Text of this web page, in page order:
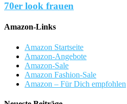
70er look frauen
Amazon-Links
Amazon Startseite
Amazon-Angebote
Amazon-Sale
Amazon Fashion-Sale
Amazon – Für Dich empfohlen